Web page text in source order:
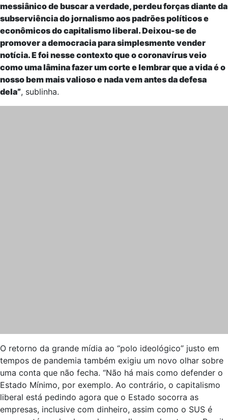
messiânico de buscar a verdade, perdeu forças diante da
subserviência do jornalismo aos padrões políticos e
econômicos do capitalismo liberal. Deixou-se de
promover a democracia para simplesmente vender
notícia. E foi nesse contexto que o coronavírus veio
como uma lâmina fazer um corte e lembrar que a vida é o
nosso bem mais valioso e nada vem antes da defesa
dela”, sublinha.
O retorno da grande mídia ao “polo ideológico” justo em
tempos de pandemia também exigiu um novo olhar sobre
uma conta que não fecha. “Não há mais como defender o
Estado Mínimo, por exemplo. Ao contrário, o capitalismo
liberal está pedindo agora que o Estado socorra as
empresas, inclusive com dinheiro, assim como o SUS é